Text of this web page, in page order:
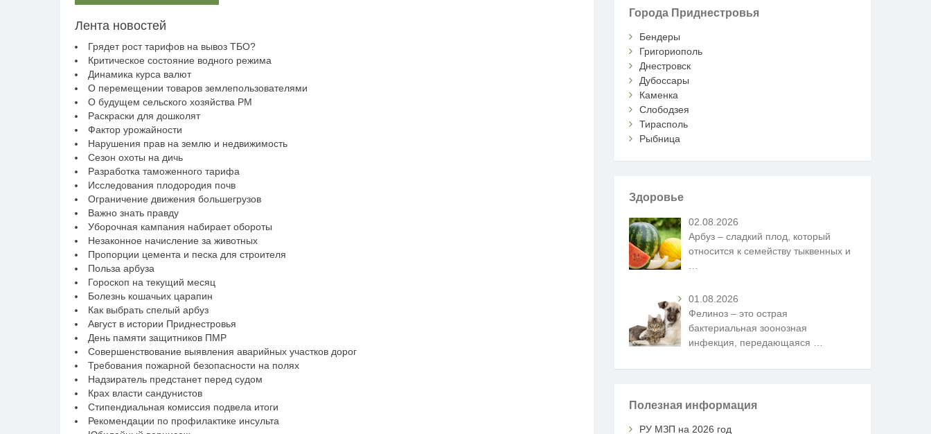
Лента новостей
Грядет рост тарифов на вывоз ТБО?
Критическое состояние водного режима
Динамика курса валют
О перемещении товаров землепользователями
О будущем сельского хозяйства РМ
Раскраски для дошколят
Фактор урожайности
Нарушения прав на землю и недвижимость
Сезон охоты на дичь
Разработка таможенного тарифа
Исследования плодородия почв
Ограничение движения большегрузов
Важно знать правду
Уборочная кампания набирает обороты
Незаконное начисление за животных
Пропорции цемента и песка для строителя
Польза арбуза
Гороскоп на текущий месяц
Болезнь кошачьих царапин
Как выбрать спелый арбуз
Август в истории Приднестровья
День памяти защитников ПМР
Совершенствование выявления аварийных участков дорог
Требования пожарной безопасности на полях
Надзиратель предстанет перед судом
Крах власти сандунистов
Стипендиальная комиссия подвела итоги
Рекомендации по профилактике инсульта
Города Приднестровья
Бендеры
Григориополь
Днестровск
Дубоссары
Каменка
Слободзея
Тирасполь
Рыбница
Здоровье
02.08.2026
Арбуз – сладкий плод, который
относится к семейству тыквенных и
01.08.2026
Фелиноз – это острая
бактериальная зоонозная
инфекция, передающаяся
Полезная информация
РУ МЗП на 2026 год